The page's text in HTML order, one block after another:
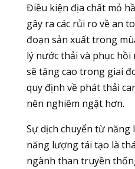
Điều kiện địa chất mỏ
gây ra các rủi ro về an
đoạn sản xuất trong
lý nước thải và phục
sẽ tăng cao trong giai
quy định về phát thải
nên nghiêm ngặt hơn.
Sự dịch chuyển từ
năng lượng tái tạo là
ngành than truyền